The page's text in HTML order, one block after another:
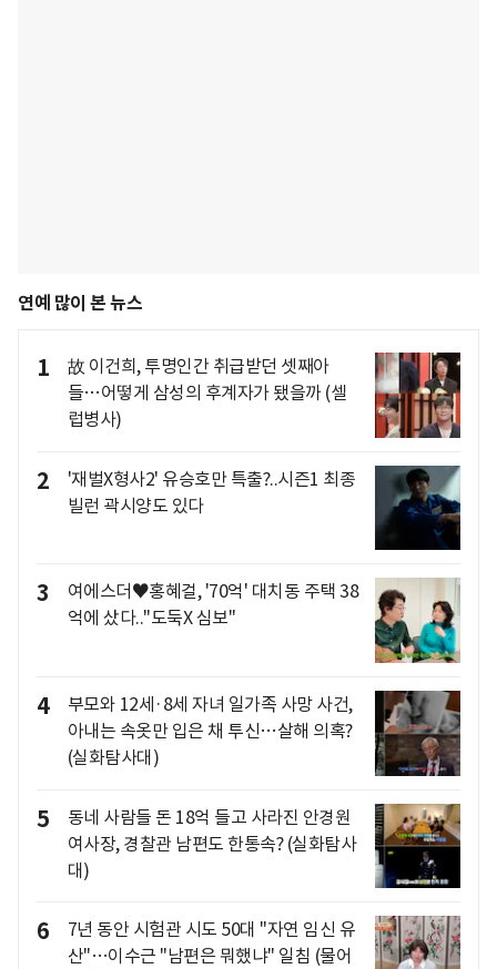
연예 많이 본 뉴스
1
故 이건희, 투명인간 취급받던 셋째아
들…어떻게 삼성의 후계자가 됐을까 (셀
럽병사)
2
'재벌X형사2' 유승호만 특출?..시즌1 최종
빌런 곽시양도 있다
3
여에스더♥홍혜걸, '70억' 대치동 주택 38
억에 샀다.."도둑X 심보"
4
부모와 12세·8세 자녀 일가족 사망 사건,
아내는 속옷만 입은 채 투신…살해 의혹?
(실화탐사대)
5
동네 사람들 돈 18억 들고 사라진 안경원
여사장, 경찰관 남편도 한통속? (실화탐사
대)
6
7년 동안 시험관 시도 50대 "자연 임신 유
산"…이수근 "남편은 뭐했냐" 일침 (물어